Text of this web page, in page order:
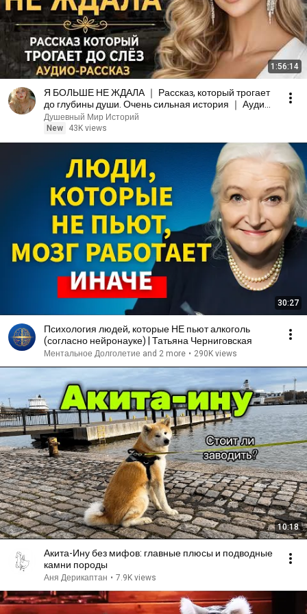
1:56:14
Я БОЛЬШЕ НЕ ЖДАЛА ｜ Рассказ, который трогает
до глубины души. Очень сильная история ｜ Аудио
рассказ
Душевный Мир Историй
New
43K views
30:27
Психология людей, которые НЕ пьют алкоголь
(согласно нейронауке) | Татьяна Черниговская
Ментальное Долголетие and 2 more • 290K views
10:18
Акита-Ину без мифов: главные плюсы и подводные
камни породы
Аня Дерикаптан • 7.9K views